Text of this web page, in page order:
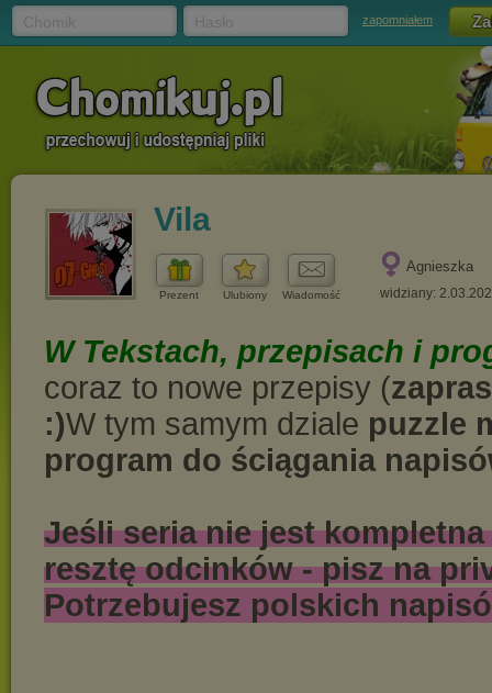
zapomniałem
Vila
Prezent Ulubiony Wiadomość
Agnieszka
widziany: